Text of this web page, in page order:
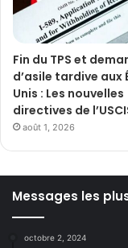
Fin du TPS et
d’asile tardive aux
Unis : Les nouvelles
directives de
août 1, 2026
Messages les
octobre 2, 2024